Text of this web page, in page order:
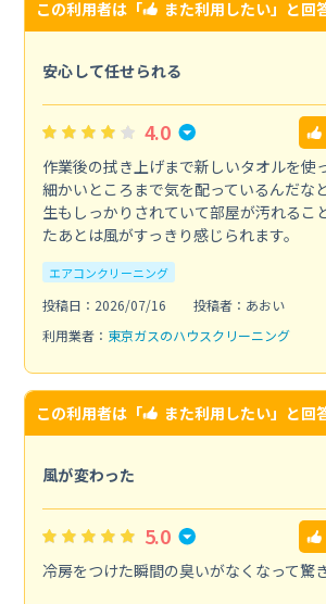
この利用者は「 また利用したい」と回
安心して任せられる
4.0
作業後の拭き上げまで新しいタオルを使
細かいところまで気を配っているんだな
生もしっかりされていて部屋が汚れるこ
たあとは風がすっきり感じられます。
エアコンクリーニング
投稿日：2026/07/16
投稿者：あおい
利用業者： 東京ガスのハウスクリーニング
この利用者は「 また利用したい」と回
風が変わった
5.0
冷房をつけた瞬間の臭いがなくなって驚